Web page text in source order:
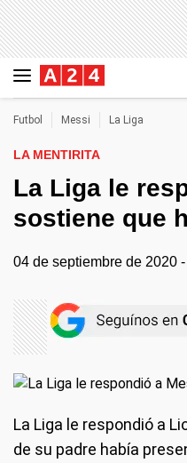
Futbol Messi La Liga
LA MENTIRITA
La Liga le
sostiene que
04 de septiembre de 2020
La Liga le respondió a
de su padre había